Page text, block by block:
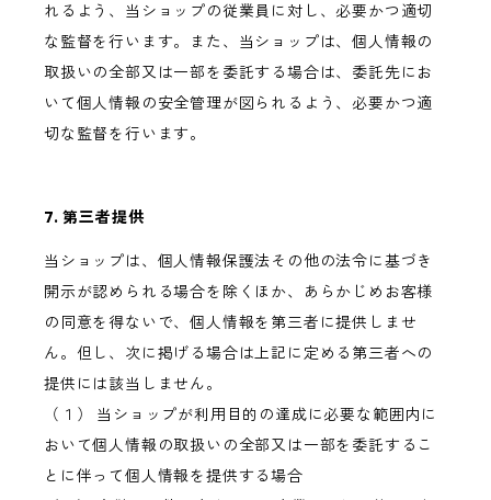
れるよう、当ショップの従業員に対し、必要かつ適切
な監督を行います。また、当ショップは、個人情報の
取扱いの全部又は一部を委託する場合は、委託先にお
いて個人情報の安全管理が図られるよう、必要かつ適
切な監督を行います。
7. 第三者提供
当ショップは、個人情報保護法その他の法令に基づき
開示が認められる場合を除くほか、あらかじめお客様
の同意を得ないで、個人情報を第三者に提供しませ
ん。但し、次に掲げる場合は上記に定める第三者への
提供には該当しません。
（１） 当ショップが利用目的の達成に必要な範囲内に
おいて個人情報の取扱いの全部又は一部を委託するこ
とに伴って個人情報を提供する場合